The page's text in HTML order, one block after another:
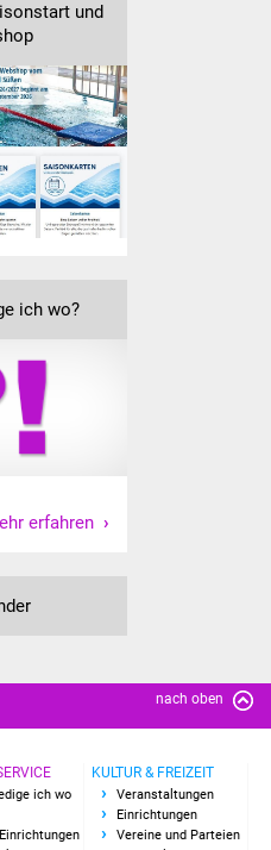
Pflegeheim
Familien
Familientreff
Kinder und Jugendliche
Schülerferienprogramm
Ukraine-Hilfe
Wohnen
Bauen in Süßen
Baugrundstücke
Wirtschaftsförderung
Gewerbeimmobilien
und
ich wo?
erfahren
nach oben
ich wo
KULTUR & FREIZEIT
Veranstaltungen
Einrichtungen
Vereine und Parteien